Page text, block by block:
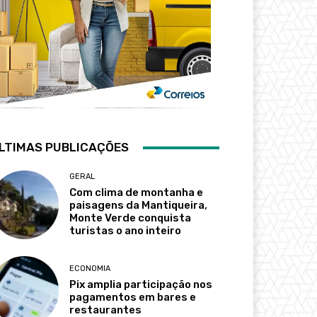
PUBLICAÇÕES
GERAL
Com clima de montanha e
paisagens da Mantiqueira,
Monte Verde conquista
turistas o ano inteiro
ECONOMIA
Pix amplia participação nos
pagamentos em bares e
restaurantes